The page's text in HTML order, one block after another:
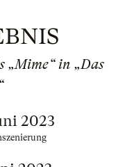
„Mime“ in „Das
2023